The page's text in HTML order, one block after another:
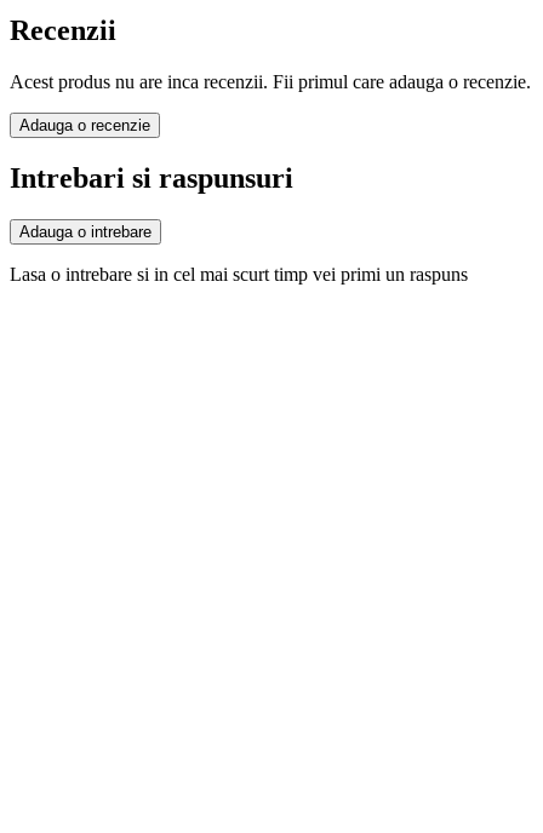
Recenzii
Acest produs nu are inca recenzii. Fii primul care adauga o recenzie.
Adauga o recenzie
Intrebari si raspunsuri
Adauga o intrebare
Lasa o intrebare si in cel mai scurt timp vei primi un raspuns